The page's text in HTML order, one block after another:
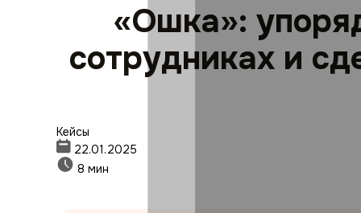
«Ошка»:
сотрудниках и
Кейсы
22.01.2025
8 мин